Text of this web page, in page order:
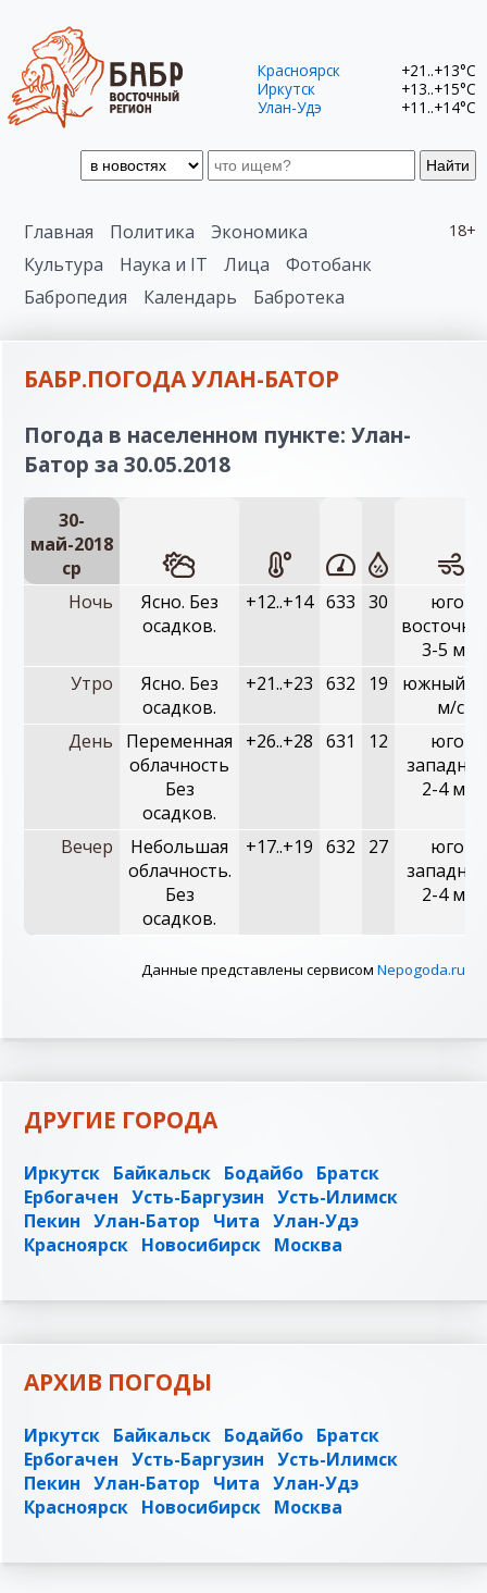
Найти
Красноярск
+21..+13°C
Иркутск
+13..+15°C
Улан-Удэ
+11..+14°C
18+
Главная Политика
Экономика
Культура
Наука и IT Лица
Фотобанк
Бабропедия
Календарь Бабротека
БАБР.ПОГОДА УЛАН-БАТОР
Погода в населенном пункте: Улан-
Батор за 30.05.2018
30-
май-2018
ср
Ночь
Ясно. Без
осадков.
+12..+14 633 30
юго-
3-5 м/с
Утро
Ясно. Без
осадков.
+21..+23 632 19
южный,
м/с
День
Переменная
облачность
Без
осадков.
+26..+28 631 12
юго-
2-4 м/с
Вечер
Небольшая
облачность.
Без
осадков.
+17..+19 632 27
юго-
2-4 м/с
Данные представлены сервисом Nepogoda.ru
ДРУГИЕ ГОРОДА
Иркутск Байкальск Бодайбо Братск
Ербогачен Усть-Баргузин Усть-Илимск
Пекин Улан-Батор Чита Улан-Удэ
Красноярск Новосибирск Москва
АРХИВ ПОГОДЫ
Иркутск Байкальск Бодайбо Братск
Ербогачен Усть-Баргузин Усть-Илимск
Пекин Улан-Батор Чита Улан-Удэ
Красноярск Новосибирск Москва